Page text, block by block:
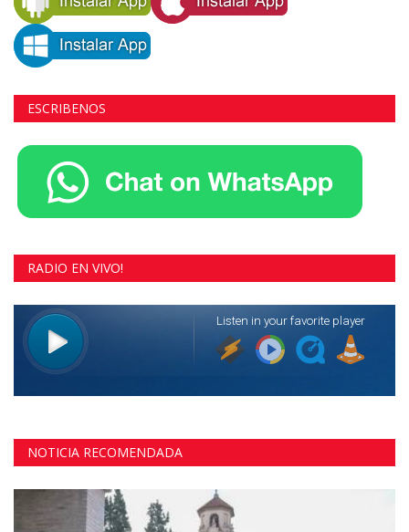
ESCRIBENOS
RADIO EN VIVO!
NOTICIA RECOMENDADA